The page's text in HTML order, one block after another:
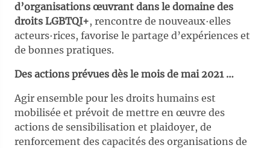
d’organisations œuvrant dans le domaine des
droits LGBTQI+, rencontre de nouveaux∙elles
acteurs∙rices, favorise le partage d’expériences et
de bonnes pratiques.
Des actions prévues dès le mois de mai 2021 …
Agir ensemble pour les droits humains est
mobilisée et prévoit de mettre en œuvre des
actions de sensibilisation et plaidoyer, de
renforcement des capacités des organisations de